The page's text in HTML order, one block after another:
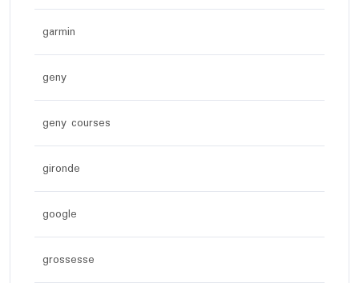
garmin
geny
geny courses
gironde
google
grossesse